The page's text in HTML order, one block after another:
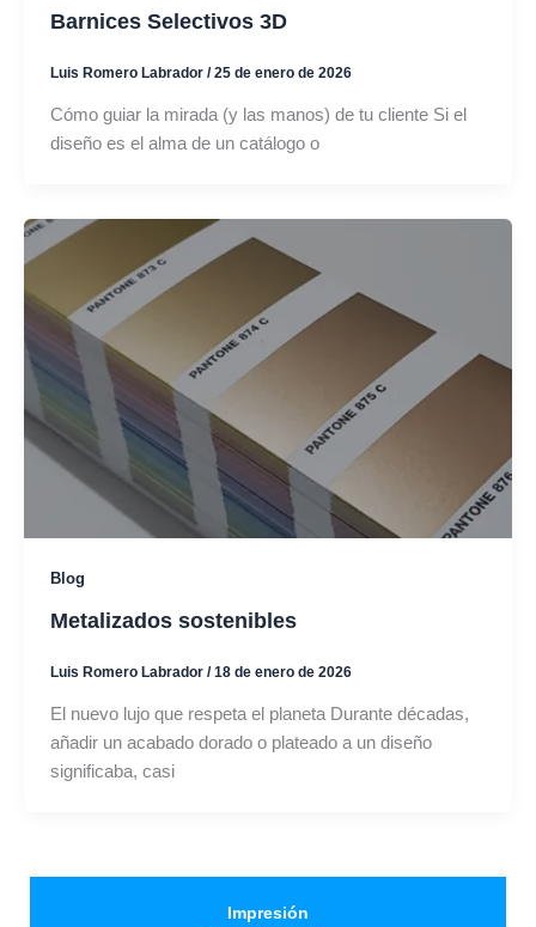
Barnices Selectivos 3D
Luis Romero Labrador /25 de enero de 2026
Cómo guiar la mirada (y las manos) de tu cliente Si el
diseño es el alma de un catálogo o
Blog
Metalizados sostenibles
Luis Romero Labrador /18 de enero de 2026
El nuevo lujo que respeta el planeta Durante décadas,
añadir un acabado dorado o plateado a un diseño
significaba, casi
Impresión